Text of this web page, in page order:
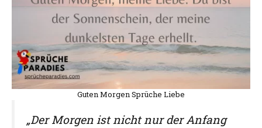
Guten Morgen Sprüche Liebe
„Der Morgen ist nicht nur der Anfang